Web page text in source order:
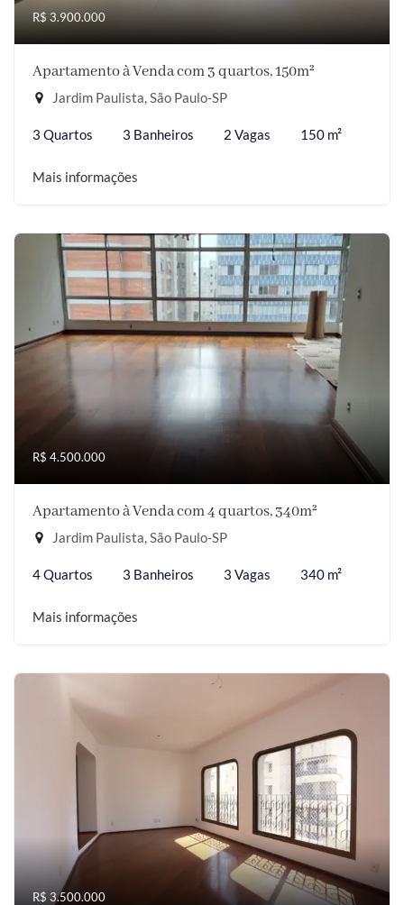
R$ 3.900.000
Apartamento à Venda com 3 quartos, 150m²
Jardim Paulista, São Paulo-SP
3 Quartos 3 Banheiros 2 Vagas 150 m²
Mais informações
R$ 4.500.000
Apartamento à Venda com 4 quartos, 340m²
Jardim Paulista, São Paulo-SP
4 Quartos 3 Banheiros 3 Vagas 340 m²
Mais informações
R$ 3.500.000